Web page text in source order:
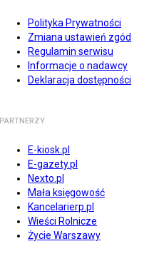
Polityka Prywatności
Zmiana ustawień zgód
Regulamin serwisu
Informacje o nadawcy
Deklaracja dostępności
PARTNERZY
E-kiosk.pl
E-gazety.pl
Nexto.pl
Mała księgowość
Kancelarierp.pl
Wieści Rolnicze
Życie Warszawy